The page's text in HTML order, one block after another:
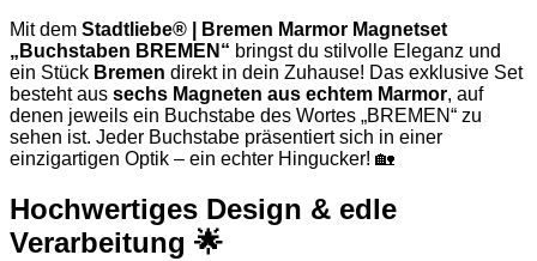
Mit dem Stadtliebe® | Bremen Marmor Magnetset
„Buchstaben BREMEN“ bringst du stilvolle Eleganz und
ein Stück Bremen direkt in dein Zuhause! Das exklusive Set
besteht aus sechs Magneten aus echtem Marmor, auf
denen jeweils ein Buchstabe des Wortes „BREMEN“ zu
sehen ist. Jeder Buchstabe präsentiert sich in einer
einzigartigen Optik – ein echter Hingucker! 🏡
Hochwertiges Design & edle
Verarbeitung 🌟